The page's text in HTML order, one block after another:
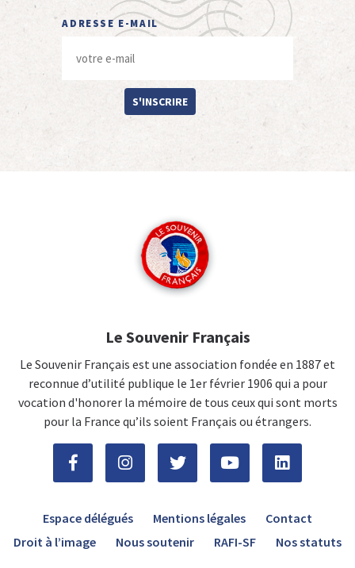
ADRESSE E-MAIL
S'INSCRIRE
Le Souvenir Français
Le Souvenir Français est une association fondée en 1887 et
reconnue d’utilité publique le 1er février 1906 qui a pour
vocation d'honorer la mémoire de tous ceux qui sont morts
pour la France qu’ils soient Français ou étrangers.
Espace délégués Mentions légales
Contact
Droit à l’image
Nous soutenir RAFI-SF Nos statuts